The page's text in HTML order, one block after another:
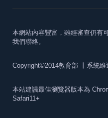
本網站內容豐富，雖經審查仍有
我們聯絡。
Copyright©2014教育部 丨系統
本站建議最佳瀏覽器版本為
Safari11+